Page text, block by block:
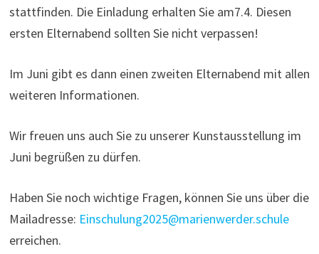
stattfinden. Die Einladung erhalten Sie am7.4. Diesen
ersten Elternabend sollten Sie nicht verpassen!
Im Juni gibt es dann einen zweiten Elternabend mit allen
weiteren Informationen.
Wir freuen uns auch Sie zu unserer Kunstausstellung im
Juni begrüßen zu dürfen.
Haben Sie noch wichtige Fragen, können Sie uns über die
Mailadresse: Einschulung2025@marienwerder.schule
erreichen.